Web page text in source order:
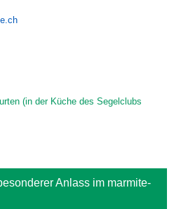
(in der Küche des Segelclubs
Anlass im marmite-